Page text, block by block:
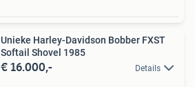
Unieke Harley-Davidson Bobber FXST
Softail Shovel 1985
€ 16.000,- Details